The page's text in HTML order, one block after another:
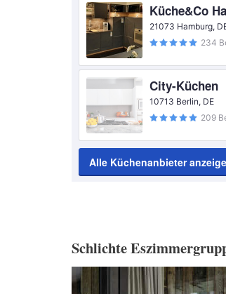
Küche&Co
21073 Hamburg,
234
City-Küchen
10713 Berlin, DE
209
Alle Küchenanbieter
Schlichte